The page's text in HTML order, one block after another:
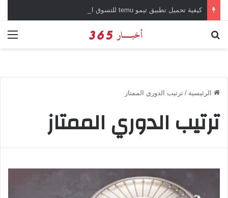
كيفية تحميل تطبيق تيمو temu للتسوق الإلكتروني عبر الإنترنت
الرئيسية / ترتيب الدوري الممتاز
ترتيب الدوري الممتاز